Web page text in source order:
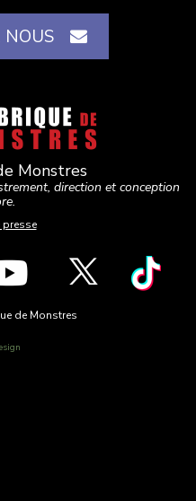
Monstres
direction et conception
de Monstres